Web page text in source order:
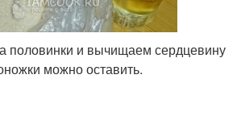
половинки и вычищаем сердцевину
можно оставить.